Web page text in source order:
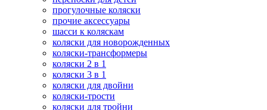
прогулочные коляски
прочие аксессуары
шасси к коляскам
коляски для новорожденных
коляски-трансформеры
коляски 2 в 1
коляски 3 в 1
коляски для двойни
коляски-трости
коляски для тройни